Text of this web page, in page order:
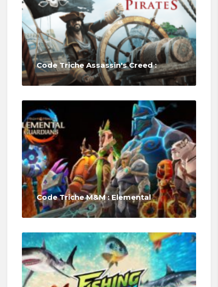
Code Triche Assassin's Creed :
Code Triche M&M : Elemental